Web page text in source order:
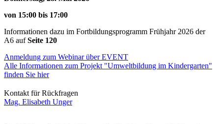
von 15:00 bis 17:00
Informationen dazu im Fortbildungsprogramm Frühjahr 2026 der
A6 aufSeite 120
Anmeldung zum Webinar über EVENT
Alle Informationen zum Projekt "Umweltbildung im Kindergarten"
finden Sie hier
Kontakt für Rückfragen
Mag. Elisabeth Unger